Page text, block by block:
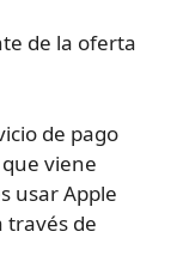
de la oferta
de pago
viene
usar Apple
través de